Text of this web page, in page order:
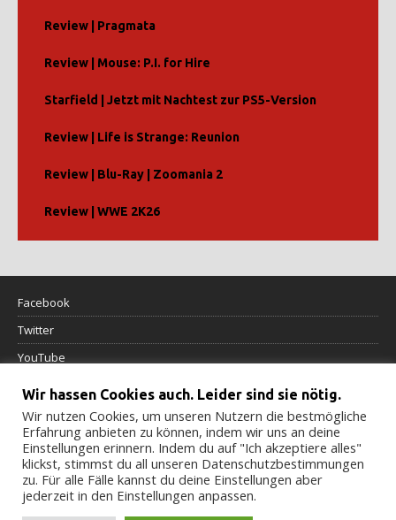
Review | Pragmata
Review | Mouse: P.I. for Hire
Starfield | Jetzt mit Nachtest zur PS5-Version
Review | Life is Strange: Reunion
Review | Blu-Ray | Zoomania 2
Review | WWE 2K26
Facebook
Twitter
YouTube
Datenschutzerklärung
Impressum
Cookierichtlinie
Wir hassen Cookies auch. Leider sind sie nötig.
Wir nutzen Cookies, um unseren Nutzern die bestmögliche
Erfahrung anbieten zu können, indem wir uns an deine
Einstellungen erinnern. Indem du auf "Ich akzeptiere alles"
klickst, stimmst du all unseren Datenschutzbestimmungen
zu. Für alle Fälle kannst du deine Einstellungen aber
jederzeit in den Einstellungen anpassen.